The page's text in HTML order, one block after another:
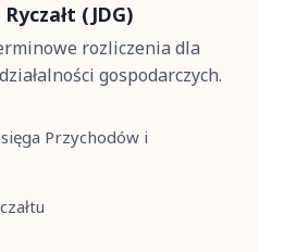
Ryczałt (JDG)
rozliczenia dla
gospodarczych.
Przychodów i